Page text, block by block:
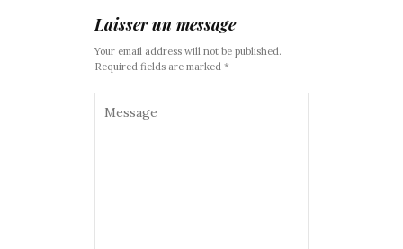
Laisser un message
Your email address will not be published.
Required fields are marked *